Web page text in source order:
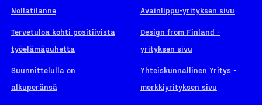
Nollatilanne
Tervetuloa kohti positiivista
työelämäpuhetta
Suunnittelulla on
alkuperänsä
Avainlippu-yrityksen sivu
Design from Finland -
yrityksen sivu
Yhteiskunnallinen Yritys -
merkkiyrityksen sivu